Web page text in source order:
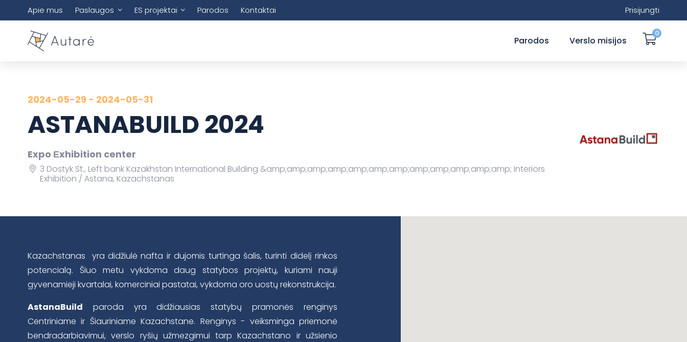
Apie mus Paslaugos ES projektai Parodos Kontaktai Prisijungti
Parodos Verslo misijos
0
2024-05-29 - 2024-05-31
ASTANABUILD 2024
Expo Еxhibition center
3 Dostyk St., Left bank Kazakhstan International Building &amp;amp;amp;amp;amp;amp;amp;amp;amp;amp;amp;amp; Interiors
Exhibition
Astana, Kazachstanas
Kazachstanas yra didžiulė nafta ir dujomis turtinga šalis, turinti didelį rinkos
potencialą. Šiuo metu vykdoma daug statybos projektų, kuriami nauji
gyvenamieji kvartalai, komerciniai pastatai, vykdoma oro uostų rekonstrukcija.
AstanaBuild paroda yra didžiausias statybų pramonės renginys
Centriniame ir Šiauriniame Kazachstane. Renginys - veiksminga priemonė
bendradarbiavimui, verslo ryšių užmezgimui tarp Kazachstano ir užsienio